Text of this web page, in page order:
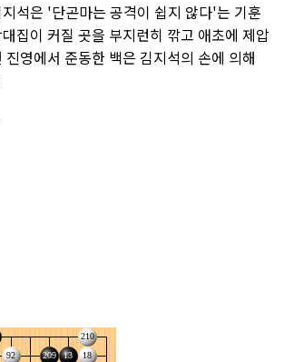
석은 '단곤마는 공격이 쉽지 않다'는 기훈
집이 커질 곳을 부지런히 깎고 애초에 제압
영에서 준동한 백은 김지석의 손에 의해